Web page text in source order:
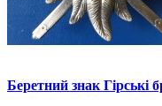
Беретний знак Гірські